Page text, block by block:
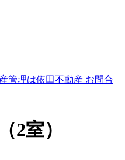
お問合
2室）